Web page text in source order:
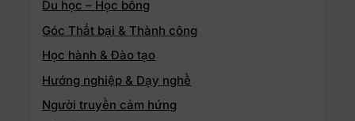
Du học – Học bổng
Góc Thất bại & Thành công
Học hành & Đào tạo
Hướng nghiệp & Dạy nghề
Người truyền cảm hứng